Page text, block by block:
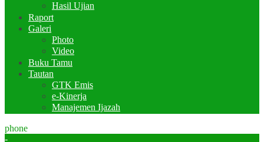
Hasil Ujian
Raport
Galeri
Photo
Video
Buku Tamu
Tautan
GTK Emis
e-Kinerja
Manajemen Ijazah
phone
-